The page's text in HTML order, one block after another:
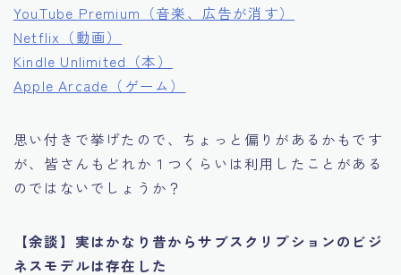
YouTube Premium（音楽、広告が消す）
Netflix（動画）
Kindle Unlimited（本）
Apple Arcade（ゲーム）
思い付きで挙げたので、ちょっと偏りがあるかもです
が、皆さんもどれか１つくらいは利用したことがある
のではないでしょうか？
【余談】実はかなり昔からサブスクリプションのビジ
ネスモデルは存在した